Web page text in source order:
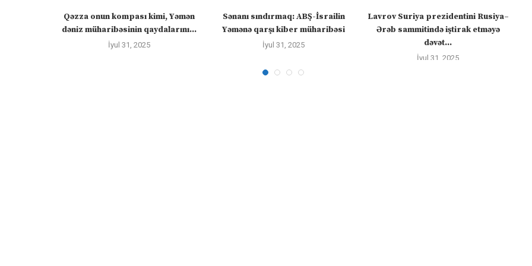
Qəzza onun kompası kimi, Yəmən
dəniz müharibəsinin qaydalarını...
İyul 31, 2025
Sənanı sındırmaq: ABŞ-İsrailin
Yəmənə qarşı kiber müharibəsi
İyul 31, 2025
Lavrov Suriya prezidentini Rusiya–
Ərəb sammitində iştirak etməyə
dəvət...
İyul 31, 2025